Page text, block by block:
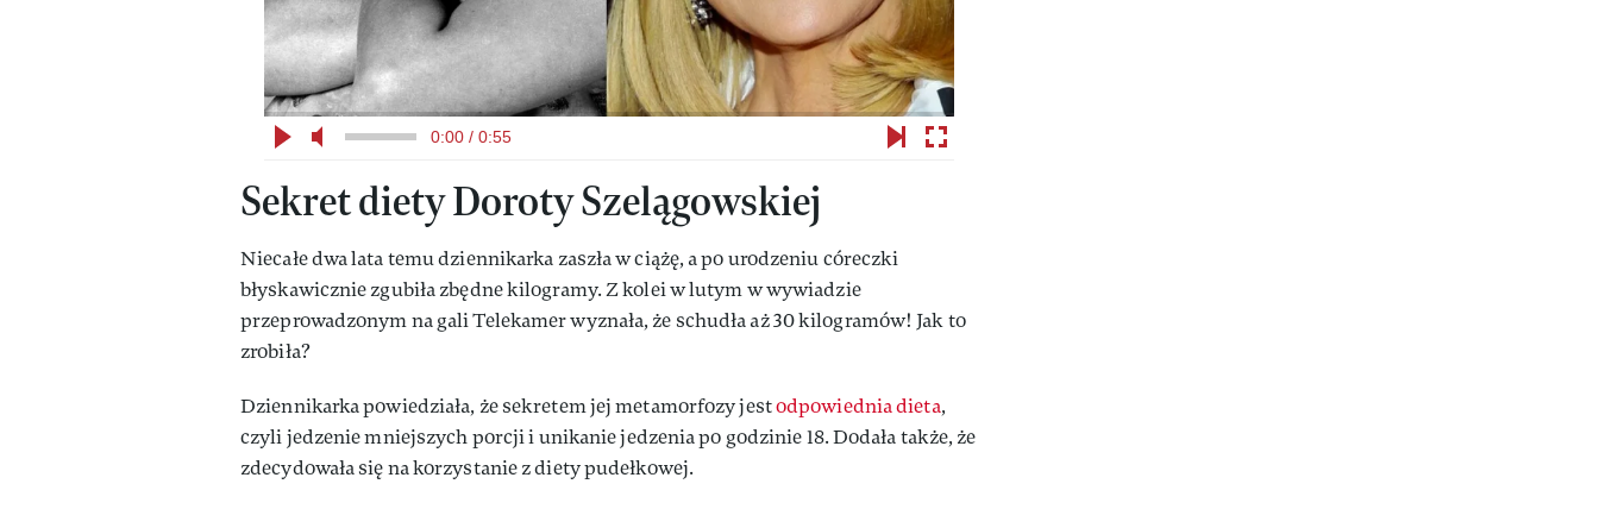
0:00 / 0:55
Sekret diety Doroty Szelągowskiej
Niecałe dwa lata temu dziennikarka zaszła w ciążę, a po urodzeniu córeczki
błyskawicznie zgubiła zbędne kilogramy. Z kolei w lutym w wywiadzie
przeprowadzonym na gali Telekamer wyznała, że schudła aż 30 kilogramów! Jak to
zrobiła?
Dziennikarka powiedziała, że sekretem jej metamorfozy jestodpowiednia dieta,
czyli jedzenie mniejszych porcji i unikanie jedzenia po godzinie 18. Dodała także, że
zdecydowała się na korzystanie z diety pudełkowej.